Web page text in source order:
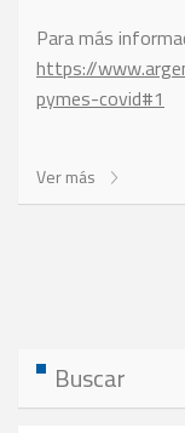
Para más
https://
pymes-covid#1
Ver más
Buscar